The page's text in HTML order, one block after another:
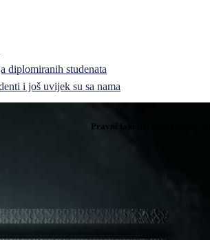
diplomiranih studenata
i još uvijek su sa nama
Pravni fakultet Univerziteta u